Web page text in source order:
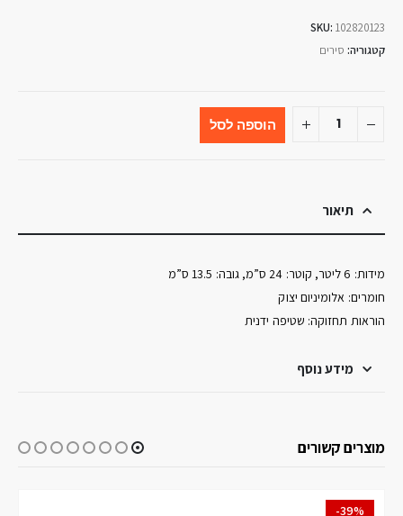
SKU: 102820123
קטגוריה: סירים
הוספה לסל
תיאור
מידות: 6 ליטר, קוטר: 24 ס”מ, גובה: 13.5 ס”מ
חומרים: אלומיניום יצוק
הוראות תחזוקה: שטיפה ידנית
מידע נוסף
מוצרים קשורים
-39%